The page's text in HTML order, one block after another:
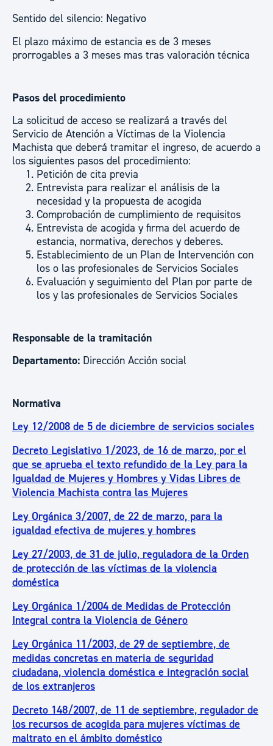
Sentido del silencio: Negativo
El plazo máximo de estancia es de 3 meses
prorrogables a 3 meses mas tras valoración técnica
Pasos del procedimiento
La solicitud de acceso se realizará a través del
Servicio de Atención a Víctimas de la Violencia
Machista que deberá tramitar el ingreso, de acuerdo a
los siguientes pasos del procedimiento:
Petición de cita previa
Entrevista para realizar el análisis de la
necesidad y la propuesta de acogida
Comprobación de cumplimiento de requisitos
Entrevista de acogida y firma del acuerdo de
estancia, normativa, derechos y deberes.
Establecimiento de un Plan de Intervención con
los o las profesionales de Servicios Sociales
Evaluación y seguimiento del Plan por parte de
los y las profesionales de Servicios Sociales
Responsable de la tramitación
Departamento: Dirección Acción social
Normativa
Ley 12/2008 de 5 de diciembre de servicios sociales
Decreto Legislativo 1/2023, de 16 de marzo, por el
que se aprueba el texto refundido de la Ley para la
Igualdad de Mujeres y Hombres y Vidas Libres de
Violencia Machista contra las Mujeres
Ley Orgánica 3/2007, de 22 de marzo, para la
igualdad efectiva de mujeres y hombres
Ley 27/2003, de 31 de julio, reguladora de la Orden
de protección de las víctimas de la violencia
doméstica
Ley Orgánica 1/2004 de Medidas de Protección
Integral contra la Violencia de Género
Ley Orgánica 11/2003, de 29 de septiembre, de
medidas concretas en materia de seguridad
ciudadana, violencia doméstica e integración social
de los extranjeros
Decreto 148/2007, de 11 de septiembre, regulador de
los recursos de acogida para mujeres víctimas de
maltrato en el ámbito doméstico